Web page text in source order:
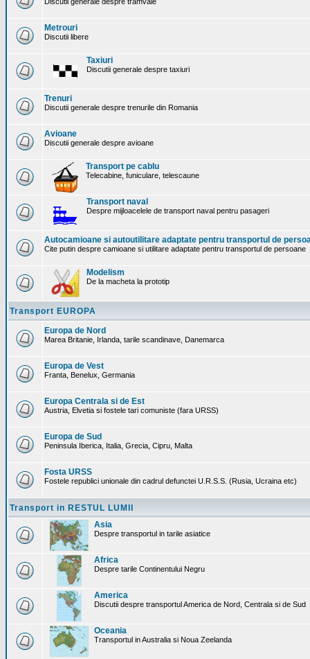
Metrouri
Discutii libere
Taxiuri
Discutii generale despre taxiuri
Trenuri
Discutii generale despre trenurile din Romania
Avioane
Discutii generale despre avioane
Transport pe cablu
Telecabine, funiculare, telescaune
Transport naval
Despre mijloacelele de transport naval pentru pasageri
Autocamioane si autoutilitare adaptate pentru transportul de
Cite putin despre camioane si utilitare adaptate pentru transportul de persoane
Modelism
De la macheta la prototip
Transport EUROPA
Europa de Nord
Marea Britanie, Irlanda, tarile scandinave, Danemarca
Europa de Vest
Franta, Benelux, Germania
Europa Centrala si de Est
Austria, Elvetia si fostele tari comuniste (fara URSS)
Europa de Sud
Peninsula Iberica, Italia, Grecia, Cipru, Malta
Fosta URSS
Fostele republici unionale din cadrul defunctei U.R.S.S. (Rusia, Ucraina etc)
Transport in RESTUL LUMII
Asia
Despre transportul in tarile asiatice
Africa
Despre tarile Continentului Negru
America
Discutii despre transportul America de Nord, Centrala si de Sud
Oceania
Transportul in Australia si Noua Zeelanda